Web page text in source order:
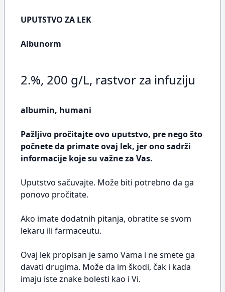
UPUTSTVO ZA LEK
Albunorm
2.%, 200 g/L, rastvor za infuziju
albumin, humani
Pažljivo pročitajte ovo uputstvo, pre nego što
počnete da primate ovaj lek, jer ono sadrži
informacije koje su važne za Vas.
Uputstvo sačuvajte. Može biti potrebno da ga
ponovo pročitate.
Ako imate dodatnih pitanja, obratite se svom
lekaru ili farmaceutu.
Ovaj lek propisan je samo Vama i ne smete ga
davati drugima. Može da im škodi, čak i kada
imaju iste znake bolesti kao i Vi.